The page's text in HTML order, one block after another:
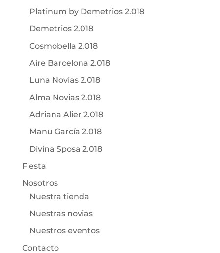
Platinum by Demetrios 2.018
Demetrios 2.018
Cosmobella 2.018
Aire Barcelona 2.018
Luna Novias 2.018
Alma Novias 2.018
Adriana Alier 2.018
Manu García 2.018
Divina Sposa 2.018
Fiesta
Nosotros
Nuestra tienda
Nuestras novias
Nuestros eventos
Contacto